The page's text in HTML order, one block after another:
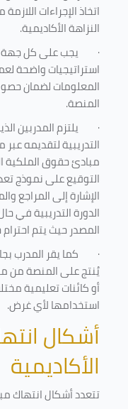
اتخاذ الإجراءات
النزاهة الأكاديمية.
· يجب على كل جهة
استراتيجيات واضحة
المعلومات لضمان
المنصة.
· يلتزم المدربين
التدريبية لتقديمه
مبادئ حقوق الملكية
التوقيع على نموذج
الإشارة إلى المراجع
الدورة التدريبية في
المصدر حيث يتم
· كما يقر المدرب
يُنتج على المنصة من
أو كائنات تعليمية
استخدامها لأي غرض.
أشكال
الأكاديمية
تتعدد أشكال انتهاك